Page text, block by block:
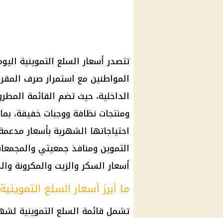
المواطنين مع استمرار صرف
الداخلية، حيث تضم القائمة
ومنتجات نظافة ووجبات خفيفة،
احتياجاتها الشهرية بأسعار
التموين ومنافذ جمعيتي
أسعار السكر والزيت والمكرونة
ما أبرز أسعار السلع